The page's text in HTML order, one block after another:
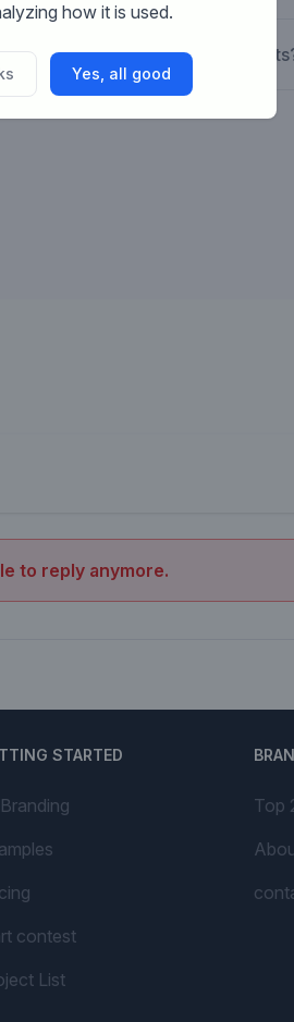
What are the
to reply anymore.
STARTED
contest
List
Top
how it is used.
Yes, all good